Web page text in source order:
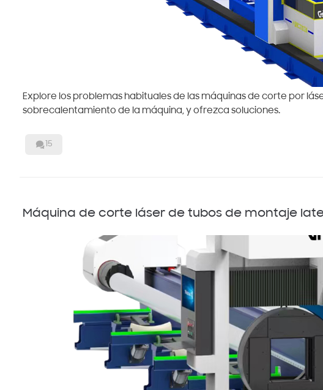
Explore los problemas habituales de las máquinas de corte por
sobrecalentamiento de la máquina, y ofrezca soluciones.
 15
Máquina de corte láser de tubos de montaje